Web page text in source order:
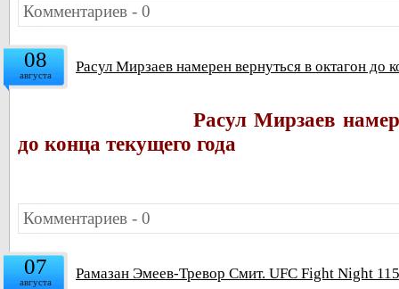
Комментариев - 0
08
августа Расул Мирзаев намерен вернуться в октагон до
Расул Мирзаев
до конца текущего года
Комментариев - 0
07
августа Рамазан Эмеев-Тревор Смит. UFC Fight Night